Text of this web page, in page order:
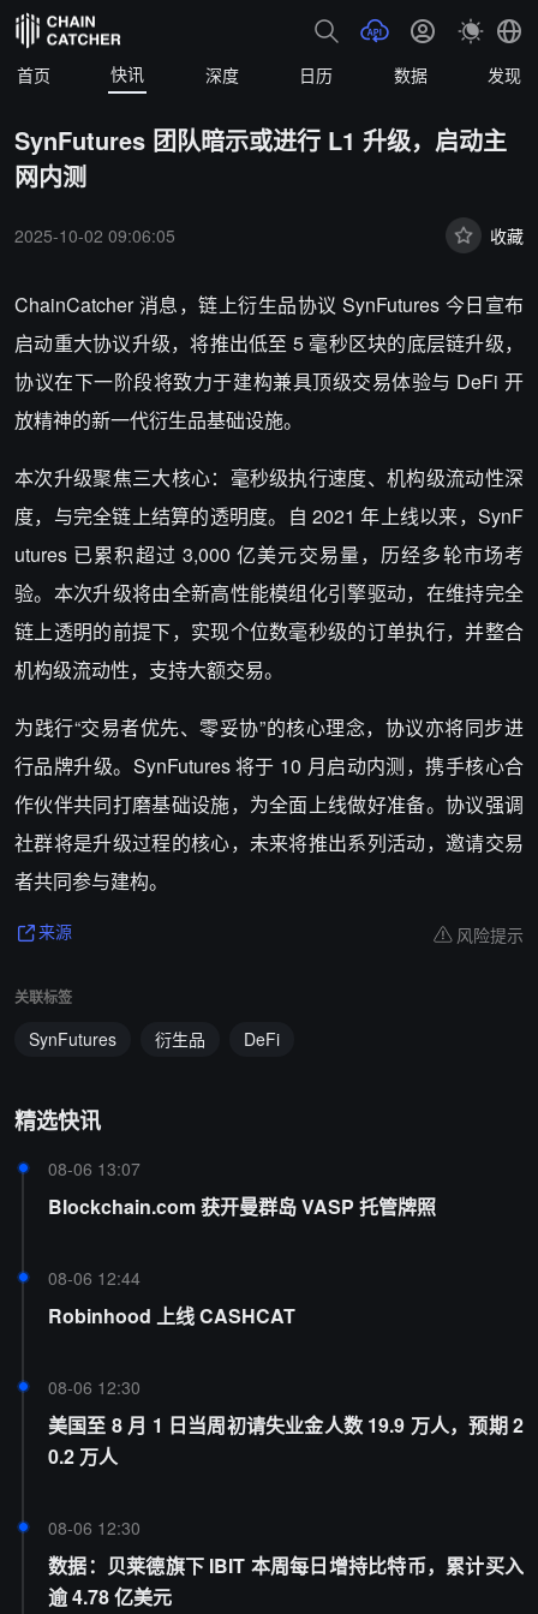
首页 快讯 深度 日历 数据 发现
SynFutures 团队暗示或进行 L1 升级，启动主
网内测
2025-10-02 09:06:05 收藏
ChainCatcher 消息，链上衍生品协议 SynFutures 今日宣布
启动重大协议升级，将推出低至 5 毫秒区块的底层链升级，
协议在下一阶段将致力于建构兼具顶级交易体验与 DeFi 开
放精神的新一代衍生品基础设施。
本次升级聚焦三大核心：毫秒级执行速度、机构级流动性深
度，与完全链上结算的透明度。自 2021 年上线以来，SynF
utures 已累积超过 3,000 亿美元交易量，历经多轮市场考
验。本次升级将由全新高性能模组化引擎驱动，在维持完全
链上透明的前提下，实现个位数毫秒级的订单执行，并整合
机构级流动性，支持大额交易。
为践行“交易者优先、零妥协”的核心理念，协议亦将同步进
行品牌升级。SynFutures 将于 10 月启动内测，携手核心合
作伙伴共同打磨基础设施，为全面上线做好准备。协议强调
社群将是升级过程的核心，未来将推出系列活动，邀请交易
者共同参与建构。
来源 风险提示
关联标签
SynFutures 衍生品 DeFi
精选快讯
08-06 13:07
Blockchain.com 获开曼群岛 VASP 托管牌照
08-06 12:44
Robinhood 上线 CASHCAT
08-06 12:30
美国至 8 月 1 日当周初请失业金人数 19.9 万人，预期 2
0.2 万人
08-06 12:30
数据：贝莱德旗下 IBIT 本周每日增持比特币，累计买入
逾 4.78 亿美元